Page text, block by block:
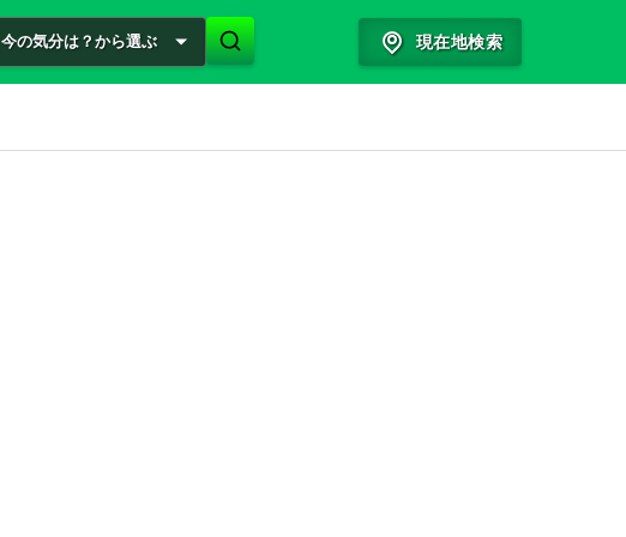
今の気分は？から選ぶ 現在地検索